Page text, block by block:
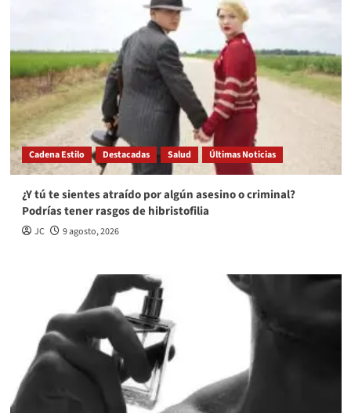
Cadena Estilo Destacadas Salud Últimas Noticias
¿Y tú te sientes atraído por algún asesino o criminal?
Podrías tener rasgos de hibristofilia
JC 9 agosto, 2026